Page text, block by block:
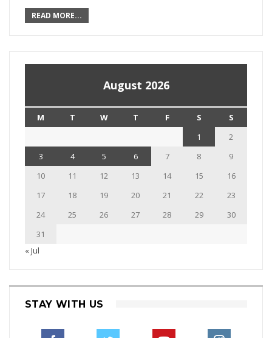
READ MORE...
August 2026
M T W T F S
S
1
2
3
4 5 6 7 8
9
10
11 12 13 14 15
16
17
18 19 20 21 22
23
24
25 26 27 28 29
30
31
« Jul
STAY WITH US